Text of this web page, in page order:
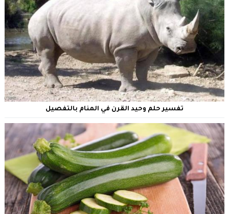
تفسير حلم وحيد القرن في المنام بالتفصيل